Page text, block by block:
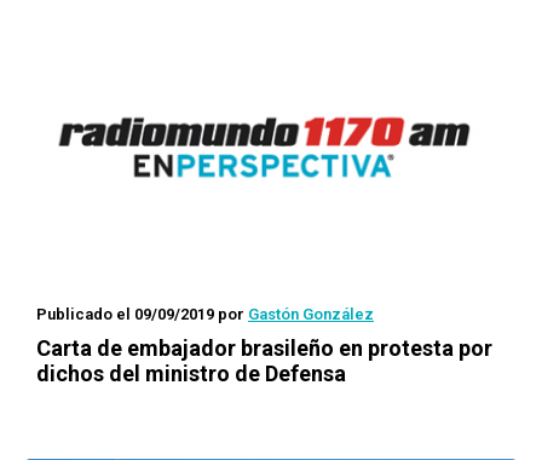
Publicado el 09/09/2019 por Gastón González
Carta de embajador brasileño en protesta por
dichos del ministro de Defensa